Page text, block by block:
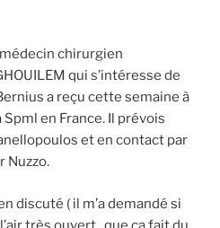
chirurgien
qui s’intéresse de
a reçu cette semaine à
en France. Il prévois
et en contact par
Nuzzo.
discuté ( il m’a demandé si